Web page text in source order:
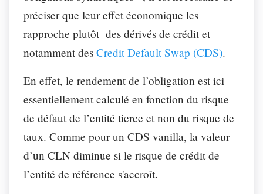
préciser que leur effet économique les
rapproche plutôt des dérivés de crédit et
notamment des Credit Default Swap (CDS).
En effet, le rendement de l’obligation est ici
essentiellement calculé en fonction du risque
de défaut de l’entité tierce et non du risque de
taux. Comme pour un CDS vanilla, la valeur
d’un CLN diminue si le risque de crédit de
l’entité de référence s'accroît.